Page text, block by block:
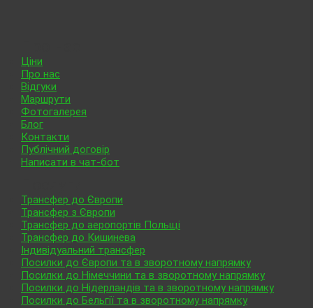
Ціни
Про нас
Відгуки
Маршрути
Фотогалерея
Блог
Контакти
Публічний договір
Написати в чат-бот
Трансфер до Європи
Трансфер з Європи
Трансфер до аеропортів Польщі
Трансфер до Кишинева
Індивідуальний трансфер
Посилки до Європи та в зворотному напрямку
Посилки до Німеччини та в зворотному напрямку
Посилки до Нідерландів та в зворотному напрямку
Посилки до Бельгії та в зворотному напрямку